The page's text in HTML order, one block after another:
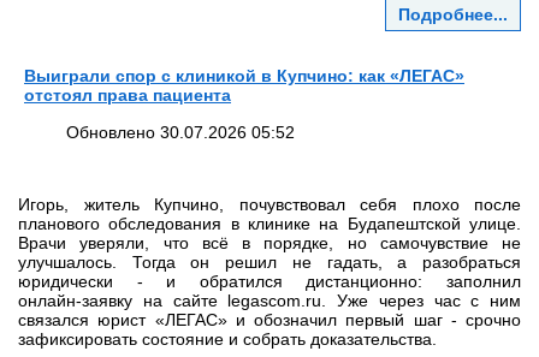
Подробнее...
Выиграли спор с клиникой в Купчино: как «ЛЕГАС»
отстоял права пациента
Обновлено 30.07.2026 05:52
Игорь, житель Купчино, почувствовал себя плохо после
планового обследования в клинике на Будапештской улице.
Врачи уверяли, что всё в порядке, но самочувствие не
улучшалось. Тогда он решил не гадать, а разобраться
юридически - и обратился дистанционно: заполнил
онлайн‑заявку на сайте legascom.ru. Уже через час с ним
связался юрист «ЛЕГАС» и обозначил первый шаг - срочно
зафиксировать состояние и собрать доказательства.